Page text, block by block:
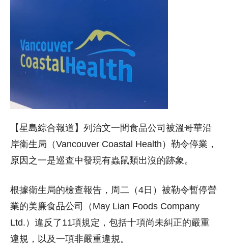
【星島綜合報道】列治文一間食品公司被溫哥華沿
岸衛生局（Vancouver Coastal Health）勒令停業，
原因之一是巡查中發現有蟲鼠類出沒的跡象。
根據衛生局的檢查報告，周二（4日）被勒令暫停營
業的美廉食品公司（May Lian Foods Company
Ltd.）違反了11項規定，包括十項尚未糾正的嚴重
違規，以及一項非嚴重違規。